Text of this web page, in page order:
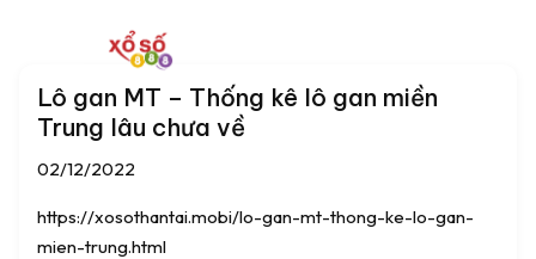
Lô gan MT – Thống kê lô gan miền
Trung lâu chưa về
02/12/2022
https://xosothantai.mobi/lo-gan-mt-thong-ke-lo-gan-
mien-trung.html